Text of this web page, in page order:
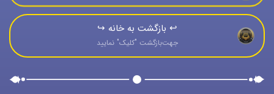
↩️ بازگشت به خانه ↪️
جهت‌بازگشت "كليک" نماييد